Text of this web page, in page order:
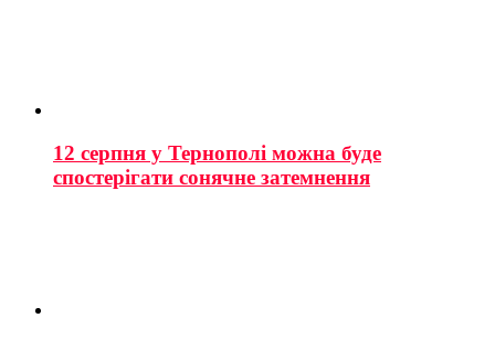
12 серпня у Тернополі можна буде
спостерігати сонячне затемнення